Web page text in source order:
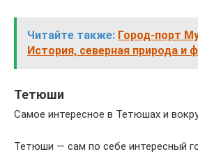
Читайте также: Город-порт
История, северная природа и
Тетюши
Самое интересное в Тетюшах и
Тетюши — сам по себе интересный